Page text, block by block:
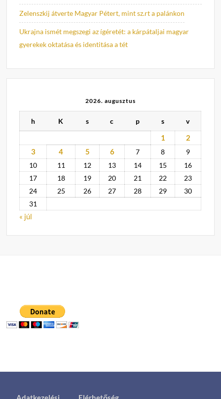
Zelenszkij átverte Magyar Pétert, mint sz.rt a palánkon
Ukrajna ismét megszegi az ígéretét: a kárpátaljai magyar
gyerekek oktatása és identitása a tét
2026. augusztus
h K s c p s v
1
2
3
4 5 6 7 8
9
10
11 12 13 14 15
16
17
18 19 20 21 22
23
24
25 26 27 28 29
30
31
« júl